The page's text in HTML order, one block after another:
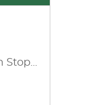
1.0 EcoBoost 100ch Stop&Start Trend 5p